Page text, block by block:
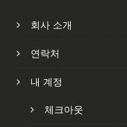
회사 소개
연락처
내 계정
체크아웃